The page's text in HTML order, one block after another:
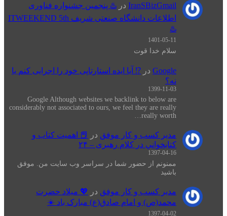
IranSBizGmailدر♨️ پنجمین جشنواره فناوری
اطلاعات دانشگاه صنعتی شریف ITWEEKEND 5th
سلام خدا قوت
در⁉️ آیا ایده استارتاپی خود را اجرایی کنم یا
Google Although websites we backlink to below are
considerably not associated to ours, we feel they are really
really worth…
مدیر کسب و کار موفقدر 📕 اهميت كتاب و
كتابخواني در كلام رهبری – ۲۴
ممنونم از حضور شما در سراسر وب سایت من. موفق
مدیر کسب و کار موفقدر 💖 میلاد حضرت
محمد(ص) و امام صادق(ع) مبارک باد ☀️